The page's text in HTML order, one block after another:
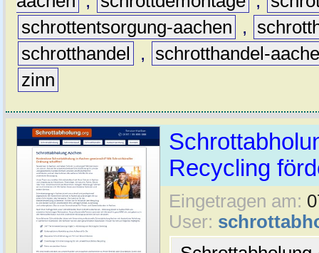
schrottentsorgung-aachen
,
schrotthandel
,
schrotthandel-
zinn
Recycling
Eingetragen am:
User: